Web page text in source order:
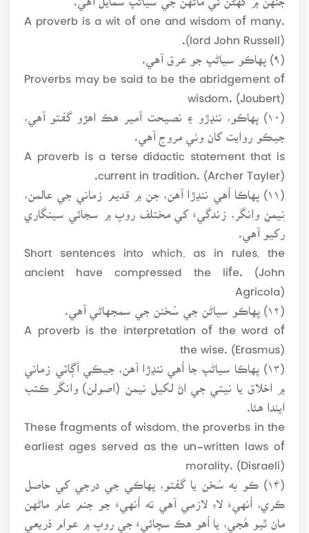
A proverb is a wit of one and wisdom of many.
(lord John Russell).
(۹) پهاڪو سياڻپ جو عرق آهي.
Proverbs may be said to be the abridgement of
wisdom. (Joubert)
(۱۰) پهاڪو، ننڍڙو ۽ نصيحت آمير هڪ اهڙو گفتو آهي،
جيڪو روايت کان وٺي مروج آهي.
A proverb is a terse didactic statement that is
current in tradition. (Archer Tayler).
(۱۱) پهاڪا اُهي ننڍڙا آهن، جن ۾ قديم زماني جي عالمن،
نِيمنِ وانگر، زندگيءَ کي مختلف روپ ۾ سجائي سينگاري
رکيو آهي.
Short sentences into which, as in rules, the
ancient have compressed the life. (John
Agricola)
(۱۲) پهاڪو سياڻن جي سُخنن جي سمجهاڻي آهي.
A proverb is the interpretation of the word of
the wise. (Erasmus)
(۱۳) پهاڪا سياڻپ جا اُهي ننڍڙا آهن، جيڪي آڳاٽي زماني
۾ اخلاق يا نيتي جي اڻ لکيل نيمنِ (اصولن) وانگر ڪتب
ايندا هئا.
These fragments of wisdom, the proverbs in the
earliest ages served as the un-written laws of
morality. (Disraeli)
(۱۴) ڪو به سُخن يا گفتو، پهاڪي جي درجي کي حاصل
ڪري، اُنهيءَ لاءِ لازمي آهي ته اُنهيءَ جو جنم عام ماڻهن
مان ٿيو هُجي، يا اُهو هڪ سچائيءَ جي روپ ۾ عوام ذريعي